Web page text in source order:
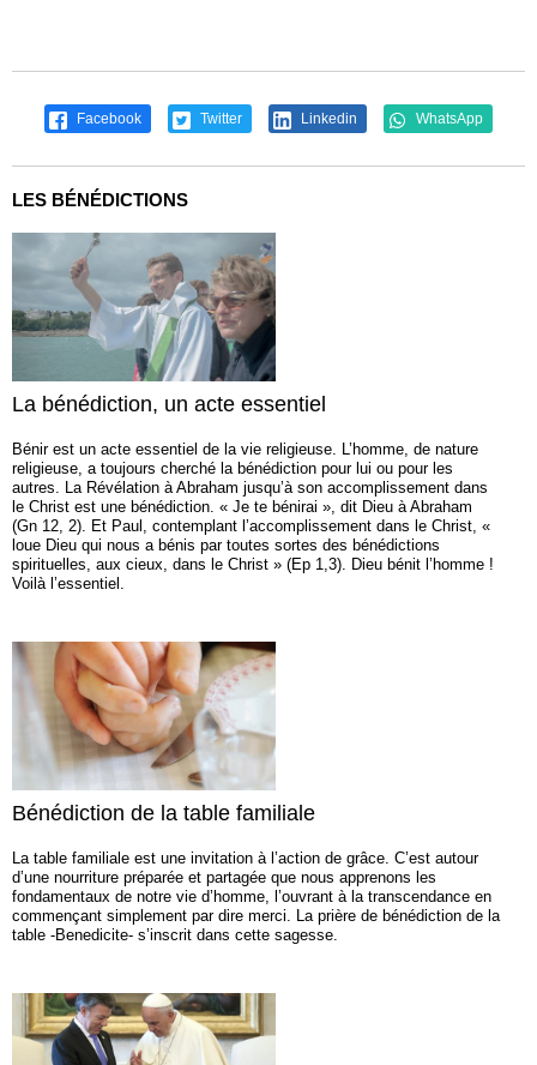
Facebook Twitter Linkedin WhatsApp
LES BÉNÉDICTIONS
La bénédiction, un acte essentiel
Bénir est un acte essentiel de la vie religieuse. L’homme, de nature
religieuse, a toujours cherché la bénédiction pour lui ou pour les
autres. La Révélation à Abraham jusqu’à son accomplissement dans
le Christ est une bénédiction. « Je te bénirai », dit Dieu à Abraham
(Gn 12, 2). Et Paul, contemplant l’accomplissement dans le Christ, «
loue Dieu qui nous a bénis par toutes sortes des bénédictions
spirituelles, aux cieux, dans le Christ » (Ep 1,3). Dieu bénit l’homme !
Voilà l’essentiel.
Bénédiction de la table familiale
La table familiale est une invitation à l’action de grâce. C’est autour
d’une nourriture préparée et partagée que nous apprenons les
fondamentaux de notre vie d’homme, l’ouvrant à la transcendance en
commençant simplement par dire merci. La prière de bénédiction de la
table -Benedicite- s’inscrit dans cette sagesse.